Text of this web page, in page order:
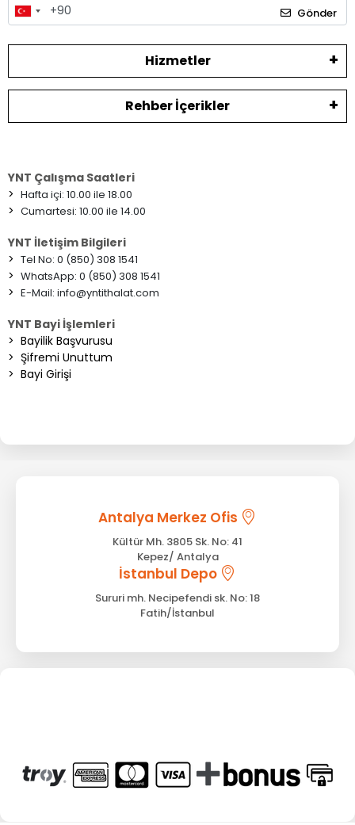
Gönder
Hizmetler
Rehber İçerikler
YNT Çalışma Saatleri
> Hafta içi: 10.00 ile 18.00
> Cumartesi: 10.00 ile 14.00
YNT İletişim Bilgileri
> Tel No: 0 (850) 308 1541
> WhatsApp: 0 (850) 308 1541
> E-Mail: info@yntithalat.com
YNT Bayi İşlemleri
> Bayilik Başvurusu
> Şifremi Unuttum
> Bayi Girişi
Antalya Merkez Ofis
Kültür Mh. 3805 Sk. No: 41
Kepez/ Antalya
İstanbul Depo
Sururi mh. Necipefendi sk. No: 18
Fatih/İstanbul